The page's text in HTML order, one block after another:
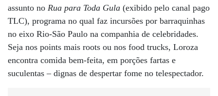
assunto no Rua para Toda Gula (exibido pelo canal pago
TLC), programa no qual faz incursões por barraquinhas
no eixo Rio-São Paulo na companhia de celebridades.
Seja nos points mais roots ou nos food trucks, Loroza
encontra comida bem-feita, em porções fartas e
suculentas – dignas de despertar fome no telespectador.